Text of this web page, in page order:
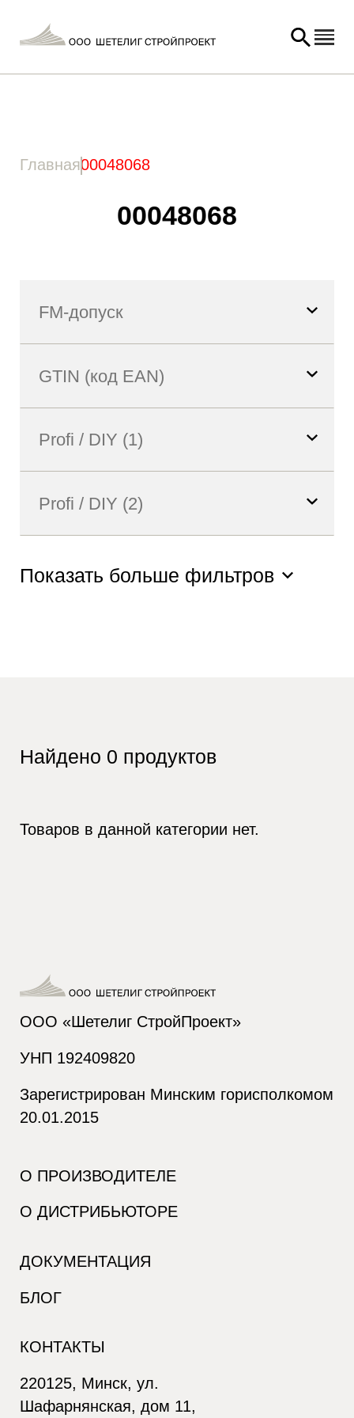
Главная00048068
00048068
Показать больше фильтров
Найдено 0 продуктов
Товаров в данной категории нет.
ООО «Шетелиг СтройПроект»
УНП 192409820
Зарегистрирован Минским горисполкомом
20.01.2015
О ПРОИЗВОДИТЕЛЕ
О ДИСТРИБЬЮТОРЕ
ДОКУМЕНТАЦИЯ
БЛОГ
КОНТАКТЫ
220125, Минск, ул.
Шафарнянская, дом 11,